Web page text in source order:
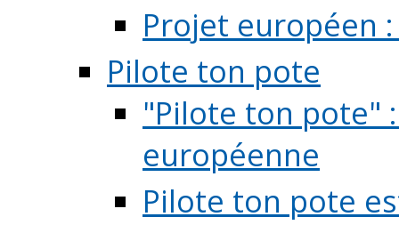
Projet européen
Pilote ton pote
"Pilote ton pote"
européenne
Pilote ton pote